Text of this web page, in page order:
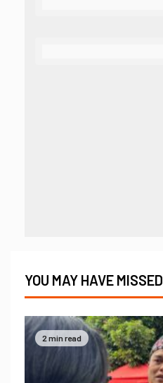
YOU MAY HAVE MISSED
2 min read